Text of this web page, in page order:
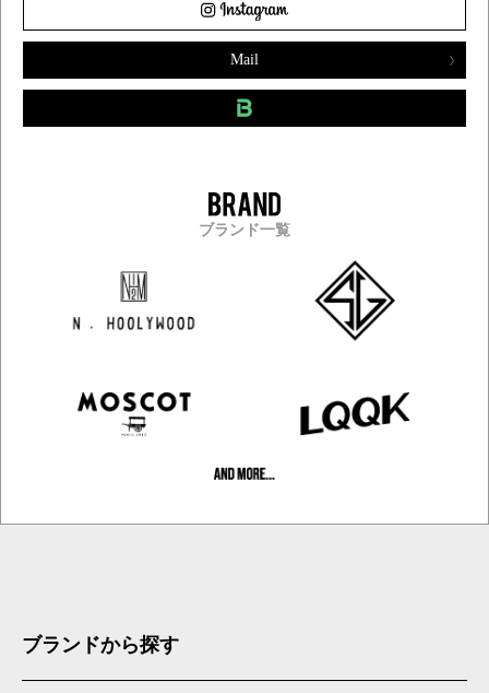
Mail
ブランド一覧
ブランドから探す